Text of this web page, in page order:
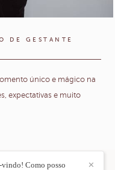
DE GESTANTE
único e mágico na
expectativas e muito
✕
Como posso